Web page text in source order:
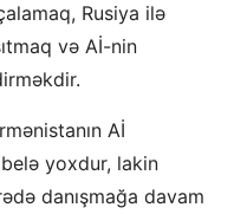
Rusiya ilə
və Aİ-nin
Aİ
yoxdur, lakin
danışmağa davam